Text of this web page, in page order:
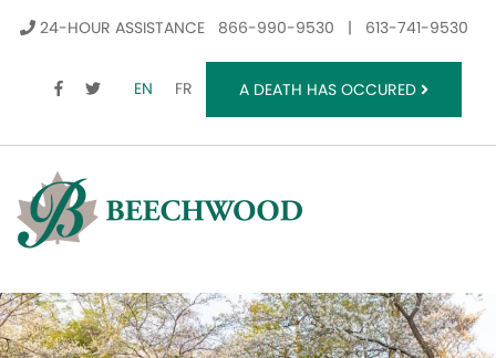
24-HOUR ASSISTANCE 866-990-9530 | 613-741-9530
FACEBOOK
TWITTER
EN FR A DEATH HAS OCCURED